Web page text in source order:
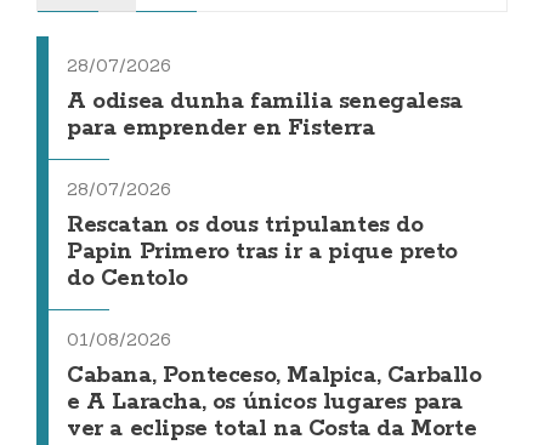
28/07/2026
A odisea dunha familia senegalesa
para emprender en Fisterra
28/07/2026
Rescatan os dous tripulantes do
Papin Primero tras ir a pique preto
do Centolo
01/08/2026
Cabana, Ponteceso, Malpica, Carballo
e A Laracha, os únicos lugares para
ver a eclipse total na Costa da Morte